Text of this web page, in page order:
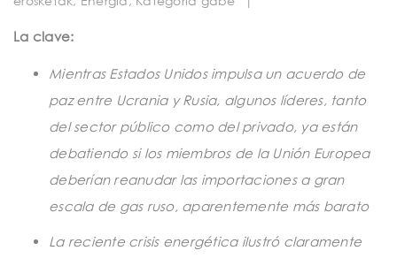
La clave:
Mientras Estados Unidos impulsa un acuerdo de
paz entre Ucrania y Rusia, algunos líderes, tanto
del sector público como del privado, ya están
debatiendo si los miembros de la Unión Europea
deberían reanudar las importaciones a gran
escala de gas ruso, aparentemente más barato
La reciente crisis energética ilustró claramente